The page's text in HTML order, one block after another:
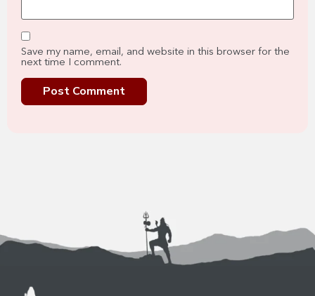
Save my name, email, and website in this browser for the
next time I comment.